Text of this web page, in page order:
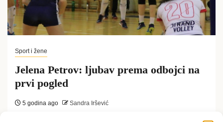
Sport i žene
Jelena Petrov: ljubav prema odbojci na
prvi pogled
5 godina ago Sandra Iršević